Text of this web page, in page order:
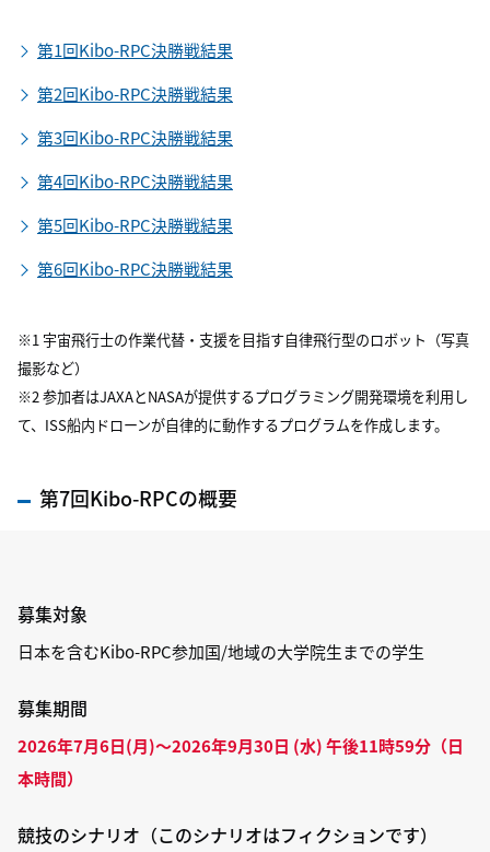
第1回Kibo-RPC決勝戦結果
第2回Kibo-RPC決勝戦結果
第3回Kibo-RPC決勝戦結果
第4回Kibo-RPC決勝戦結果
第5回Kibo-RPC決勝戦結果
第6回Kibo-RPC決勝戦結果
※1 宇宙飛行士の作業代替・支援を目指す自律飛行型のロボット（写真
撮影など）
※2 参加者はJAXAとNASAが提供するプログラミング開発環境を利用し
て、ISS船内ドローンが自律的に動作するプログラムを作成します。
第7回Kibo-RPCの概要
募集対象
日本を含むKibo-RPC参加国/地域の大学院生までの学生
募集期間
2026年7月6日(月)～2026年9月30日 (水) 午後11時59分（日
本時間）
競技のシナリオ（このシナリオはフィクションです）